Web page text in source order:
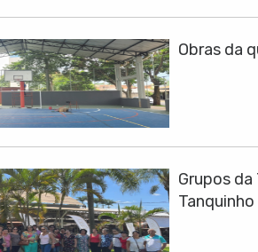
Obras da
Grupos
Tanquinho